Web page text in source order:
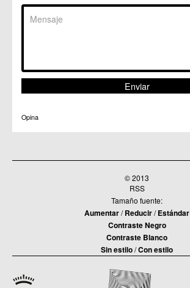
Opina
© 2013
RSS
Tamaño fuente:
Aumentar/Reducir/Estándar
Contraste Negro
Contraste Blanco
Sin estilo/Con estilo